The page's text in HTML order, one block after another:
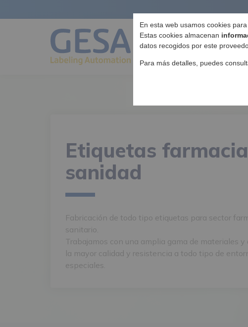
En esta web usamos cookies
Estas cookies almacenan
datos recogidos por este
Para más detalles, puedes
Etiquetas
sanidad
Fabricación de todo tipo etiquetas para sector
sanitario.
Trabajamos con una amplia gama de materiales
la mayor calidad y resistencia a todo tipo de
especiales.